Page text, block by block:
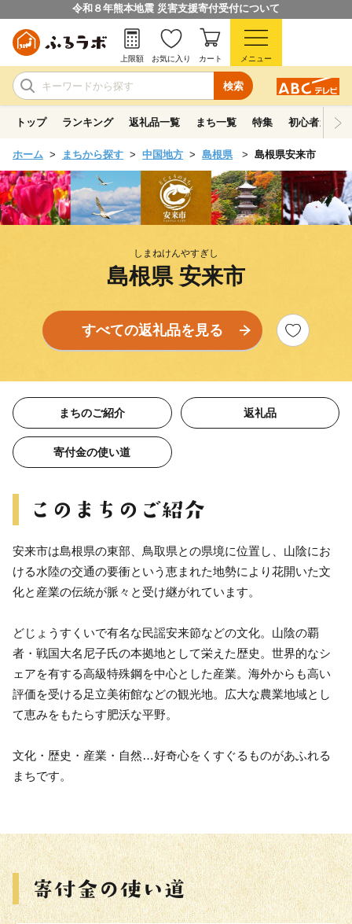
令和８年熊本地震 災害支援寄付受付について
検索
上限額 お気に入り カート メニュー
トップ ランキング 返礼品一覧 まち一覧 特集 初心者ガイド
ホーム まちから探す 中国地方 島根県 島根県安来市
しまねけんやすぎし
島根県 安来市
すべての返礼品を見る
まちのご紹介 返礼品
寄付金の使い道
安来市は島根県の東部、鳥取県との県境に位置し、山陰にお
ける水陸の交通の要衝という恵まれた地勢により花開いた文
化と産業の伝統が脈々と受け継がれています。
どじょうすくいで有名な民謡安来節などの文化。山陰の覇
者・戦国大名尼子氏の本拠地として栄えた歴史。世界的なシ
ェアを有する高級特殊鋼を中心とした産業。海外からも高い
評価を受ける足立美術館などの観光地。広大な農業地域とし
て恵みをもたらす肥沃な平野。
文化・歴史・産業・自然…好奇心をくすぐるものがあふれる
まちです。